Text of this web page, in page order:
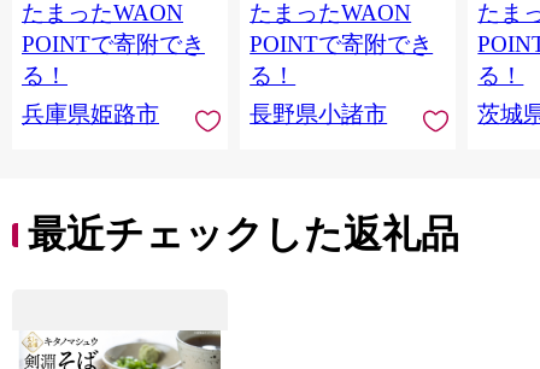
たまったWAON
POINTで寄附でき
る！
兵庫県姫路市
たまったWAON
POINTで寄附でき
る！
長野県小諸市
プラ
ント
存食
蓄
たま
る！
茨城
最近チェックした返礼品